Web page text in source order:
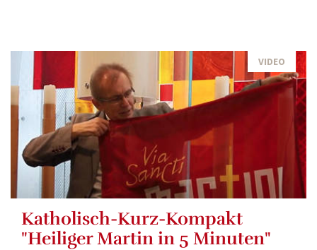
VIDEO
Katholisch-Kurz-Kompakt
"Heiliger Martin in 5 Minuten"